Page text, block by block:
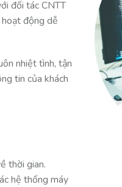
đối tác CNTT
động dễ
nhiệt tình, tận
tin của khách
thời gian.
hệ thống máy